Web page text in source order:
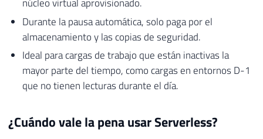
Durante la pausa automática, solo paga por el
almacenamiento y las copias de seguridad.
Ideal para cargas de trabajo que están inactivas la
mayor parte del tiempo, como cargas en entornos D-1
que no tienen lecturas durante el día.
¿Cuándo vale la pena usar Serverless?